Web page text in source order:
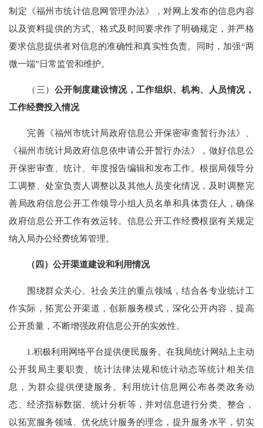
制定《福州市统计信息网管理办法》，对网上发布的信息内容
以及资料提供的方式、格式及时间要求作了明确规定，并严格
要求信息提供者对信息的准确性和真实性负责。同时， 加强“两
微一端”日常监管和维护。
（三） 公开制度建设情况，工作组织、机构、人员情况，
工作经费投入情况
完善《福州市统计局政府信息公开保密审查暂行办法》、
《福州市统计局政府信息依申请公开暂行办法》，做好信息公
开保密审查、统计、年度报告编辑和发布工作。根据局领导分
工调整、处室负责人调整以及其他人员变化情况，及时调整完
善局政府信息公开工作领导小组人员名单和具体责任人，确保
政府信息公开工作有效运转。信息公开工作经费根据有关规定
纳入局办公经费统筹管理。
（四）公开渠道建设和利用情况
围绕群众关心、社会关注的重点领域，结合各专业统计工
作实际，拓宽公开渠道，创新服务模式，深化公开内容，提高
公开质量，不断增强政府信息公开的实效性。
1.积极利用网络平台提供便民服务。 在我局统计网站上主动
公开我局主要职责、统计法律法规和统计动态等统计相关信
息，为群众提供便捷服务。利用统计信息网公布各类政务动
态、经济指标数据、统计分析等，并对信息进行分类、整合，
以拓宽服务领域、优化统计服务的理念，提升服务水平，切实